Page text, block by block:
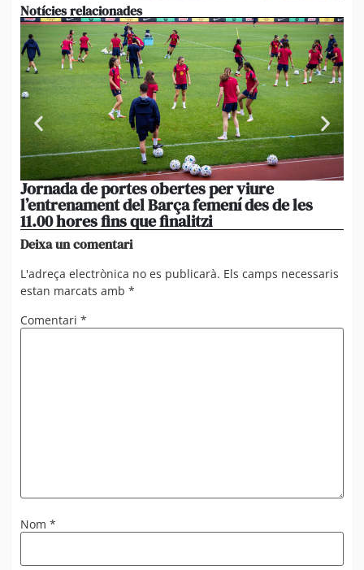
Notícies relacionades
Jornada de portes obertes per viure
l’entrenament del Barça femení des de les
11.00 hores fins que finalitzi
Deixa un comentari
L'adreça electrònica no es publicarà. Els camps necessaris
estan marcats amb *
Comentari *
Nom *